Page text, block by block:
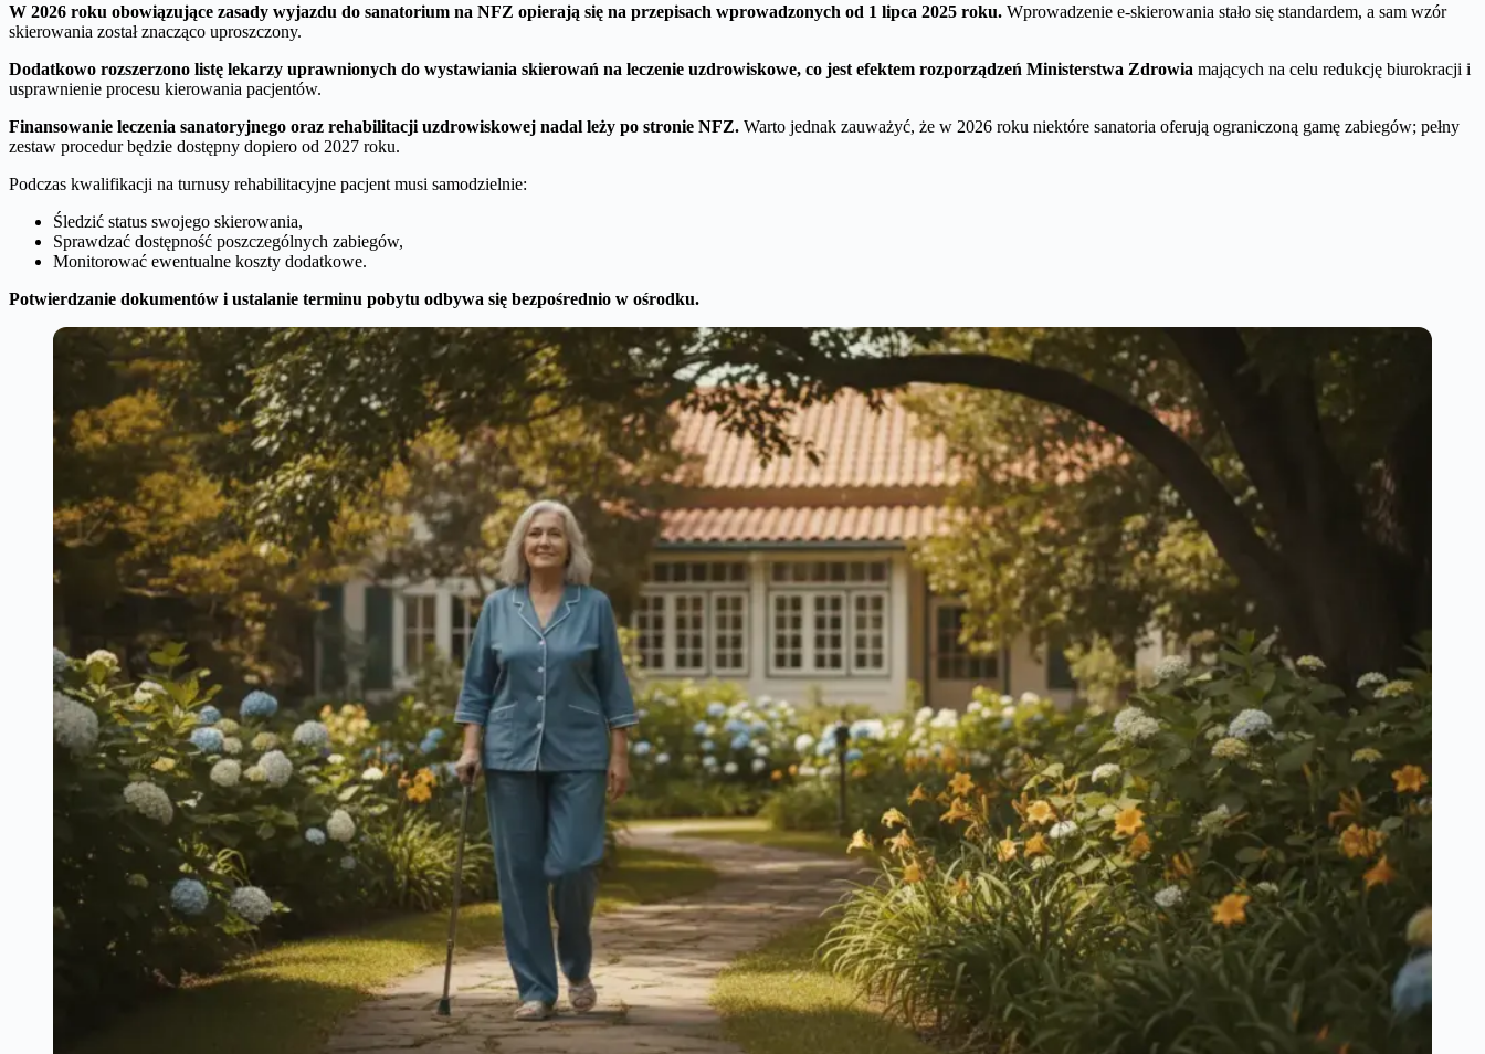
W 2026 roku obowiązujące zasady wyjazdu do sanatorium na NFZ opierają się na przepisach wprowadzonych od 1 lipca 2025 roku. Wprowadzenie e-skierowania stało się standardem, a sam wzór
skierowania został znacząco uproszczony.
Dodatkowo rozszerzono listę lekarzy uprawnionych do wystawiania skierowań na leczenie uzdrowiskowe, co jest efektem rozporządzeń Ministerstwa Zdrowia mających na celu redukcję biurokracji i
usprawnienie procesu kierowania pacjentów.
Finansowanie leczenia sanatoryjnego oraz rehabilitacji uzdrowiskowej nadal leży po stronie NFZ. Warto jednak zauważyć, że w 2026 roku niektóre sanatoria oferują ograniczoną gamę zabiegów; pełny
zestaw procedur będzie dostępny dopiero od 2027 roku.
Podczas kwalifikacji na turnusy rehabilitacyjne pacjent musi samodzielnie:
Śledzić status swojego skierowania,
Sprawdzać dostępność poszczególnych zabiegów,
Monitorować ewentualne koszty dodatkowe.
Potwierdzanie dokumentów i ustalanie terminu pobytu odbywa się bezpośrednio w ośrodku.